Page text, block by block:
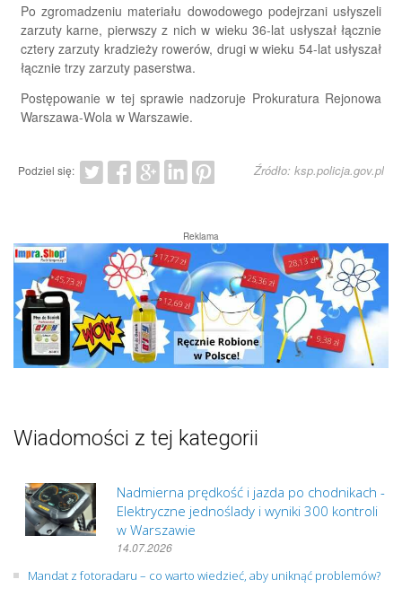
Po zgromadzeniu materiału dowodowego podejrzani usłyszeli
zarzuty karne, pierwszy z nich w wieku 36-lat usłyszał łącznie
cztery zarzuty kradzieży rowerów, drugi w wieku 54-lat usłyszał
łącznie trzy zarzuty paserstwa.
Postępowanie w tej sprawie nadzoruje Prokuratura Rejonowa
Warszawa-Wola w Warszawie.
Podziel się: Źródło: ksp.policja.gov.pl
Reklama
Wiadomości z tej kategorii
Nadmierna prędkość i jazda po chodnikach -
Elektryczne jednoślady i wyniki 300 kontroli
w Warszawie
14.07.2026
Mandat z fotoradaru – co warto wiedzieć, aby uniknąć problemów?